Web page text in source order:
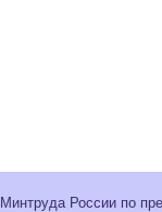
Минтруда России по